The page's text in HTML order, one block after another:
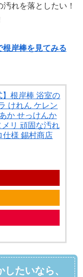
れを落としたい！
根岸棒を見てみる
根岸棒 浴室の
けれん ケレン
か せっけんか
リ 頑固な汚れ
仕様 錫村商店
たいなら、